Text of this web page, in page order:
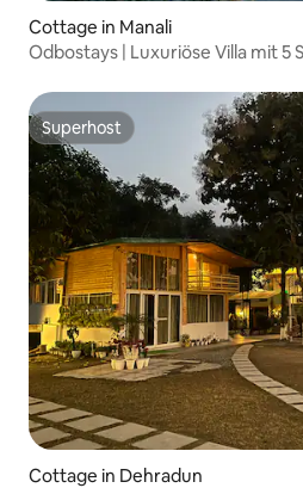
Cottage in Manali
Odbostays | Luxuriöse Villa mit 5
Superhost
Superhost
Cottage in Dehradun